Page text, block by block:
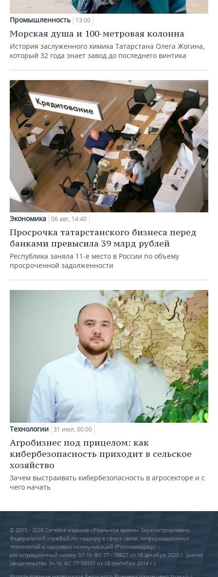
Промышленность 13:00
Морская душа и 100-метровая колонна
История заслуженного химика Татарстана Олега Жогина,
который 32 года знает завод до последнего винтика
Экономика 06 авг, 14:40
Просрочка татарстанского бизнеса перед
банками превысила 39 млрд рублей
Республика заняла 11-е место в России по объему
просроченной задолженности
Технологии 31 июл, 00:00
Агробизнес под прицелом: как
кибербезопасность приходит в сельское
хозяйство
Зачем выстраивать кибербезопасность в агросекторе и с
чего начать
© 2015 - 2026 Сетевое издание «Реальное время» Зарегистрировано
Федеральной службой по надзору в сфере связи, информационных
технологий и массовых коммуникаций (Роскомнадзор) –
регистрационный номер ЭЛ № ФС 77 - 79627 от 18 декабря 2020 г. (ранее
свидетельство Эл № ФС 77-59331 от 18 сентября 2014 г.)